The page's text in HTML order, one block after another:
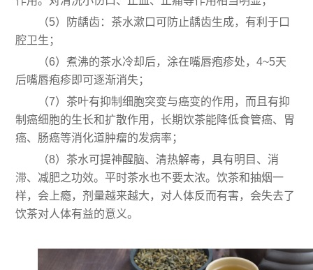
（5）防龋齿：茶水漱口可防止龋齿生成，有利于口
腔卫生；
（6）煮沸的茶水冷却后，涂在嘴唇疱疹处，4~5天
后嘴唇疱疹即可逐渐消失；
（7）茶叶有抑制细胞突变与癌变的作用，而且有抑
制癌细胞的生长和扩散作用，长期饮茶能降低食管癌、胃
癌、肠癌等消化道肿瘤的发病率；
（8）茶水可提神醒脑、清热解毒，具有明目、消
滞、减肥之功效。平时茶水也不要太浓。饮茶和抽烟一
样，会上瘾，剂量越来越大，对人体反而有害，会失去了
饮茶对人体有益的意义。